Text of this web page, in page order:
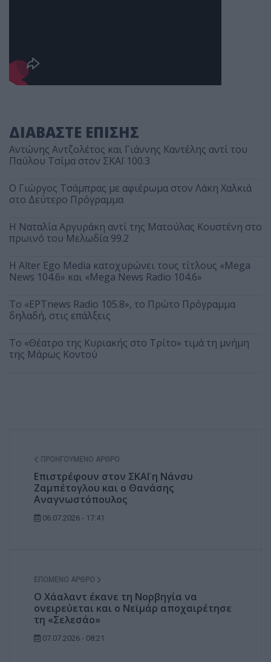
ΔΙΑΒΑΣΤΕ ΕΠΙΣΗΣ
Αντώνης Αντζολέτος και Γιάννης Καντέλης αντί του
Παύλου Τσίμα στον ΣΚΑΪ 100.3
O Γιώργος Τσάμπρας με αφιέρωμα στον Λάκη Χαλκιά
στο Δεύτερο Πρόγραμμα
Η Ναταλία Αργυράκη αντί της Ματούλας Κουστένη στο
πρωινό του Μελωδία 99.2
Η Alter Ego Media κατοχυρώνει τους τίτλους «Mega
News 104.6» και «Mega News Radio 104.6»
Το «ΕΡΤnews Radio 105.8», το Πρώτο Πρόγραμμα
δηλαδή, στις επάλξεις
Το «Θέατρο της Κυριακής στο Τρίτο» τιμά τη μνήμη
της Μάρως Κοντού
ΠΡΟΗΓΟΎΜΕΝΟ ΆΡΘΡΟ
Επιστρέφουν στον ΣΚΑΪ η Νάνσυ
Ζαμπέτογλου και ο Θανάσης
Αναγνωστόπουλος
06.07.2026 - 17:41
ΕΠΌΜΕΝΟ ΆΡΘΡΟ
Ο Χάαλαντ έκανε τη Νορβηγία να
ονειρεύεται και ο Νεϊμάρ αποχαιρέτησε
τη «Σελεσάο»
07.07.2026 - 08:21